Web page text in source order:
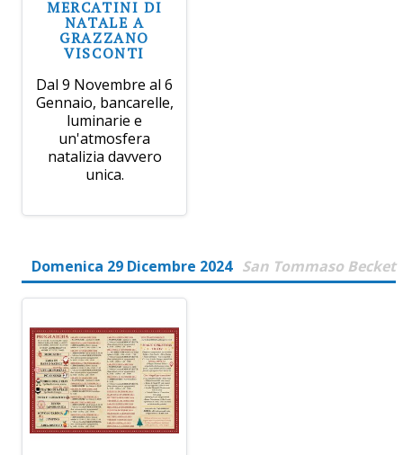
MERCATINI DI
NATALE A
GRAZZANO
VISCONTI
Dal 9 Novembre al 6
Gennaio, bancarelle,
luminarie e
un'atmosfera
natalizia davvero
unica.
Domenica 29 Dicembre 2024 San Tommaso Becket